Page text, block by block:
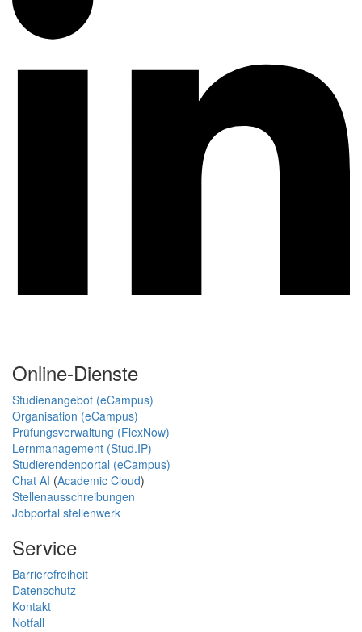
Online-Dienste
Studienangebot (eCampus)
Organisation (eCampus)
Prüfungsverwaltung (FlexNow)
Lernmanagement (Stud.IP)
Studierendenportal (eCampus)
Chat AI (Academic Cloud)
Stellenausschreibungen
Jobportal stellenwerk
Service
Barrierefreiheit
Datenschutz
Kontakt
Notfall